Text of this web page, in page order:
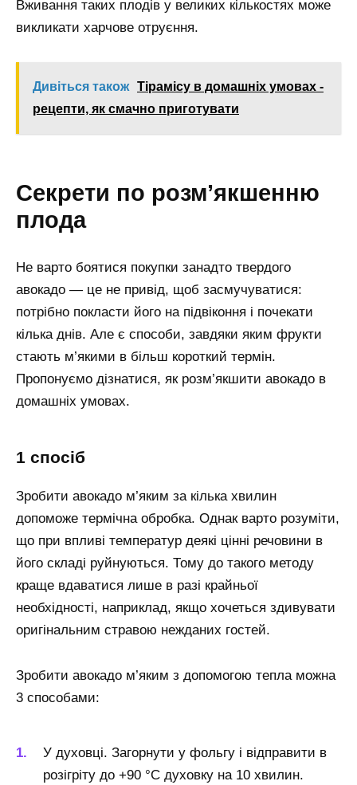
Вживання таких плодів у великих кількостях може
викликати харчове отруєння.
Дивіться також Тірамісу в домашніх умовах -
рецепти, як смачно приготувати
Секрети по розм’якшенню
плода
Не варто боятися покупки занадто твердого
авокадо — це не привід, щоб засмучуватися:
потрібно покласти його на підвіконня і почекати
кілька днів. Але є способи, завдяки яким фрукти
стають м’якими в більш короткий термін.
Пропонуємо дізнатися, як розм’якшити авокадо в
домашніх умовах.
1 спосіб
Зробити авокадо м’яким за кілька хвилин
допоможе термічна обробка. Однак варто розуміти,
що при впливі температур деякі цінні речовини в
його складі руйнуються. Тому до такого методу
краще вдаватися лише в разі крайньої
необхідності, наприклад, якщо хочеться здивувати
оригінальним стравою нежданих гостей.
Зробити авокадо м’яким з допомогою тепла можна
3 способами:
У духовці. Загорнути у фольгу і відправити в
розігріту до +90 °С духовку на 10 хвилин.